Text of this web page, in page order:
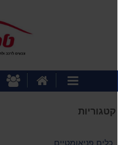
קטגוריות
קטגוריות
כלים פניאומטיים